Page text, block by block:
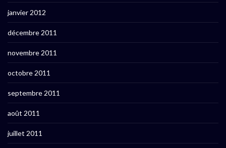
janvier 2012
décembre 2011
novembre 2011
octobre 2011
septembre 2011
août 2011
juillet 2011